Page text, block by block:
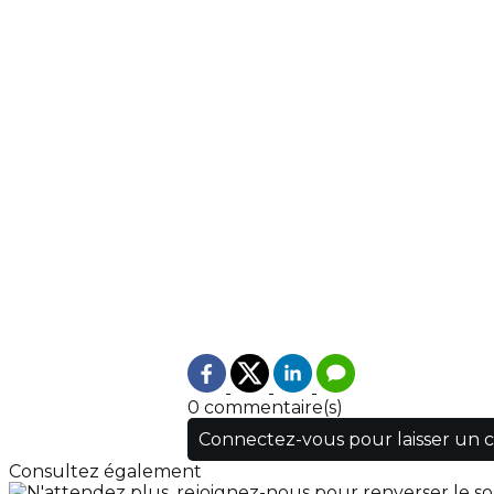
0 commentaire(s)
Connectez-vous pour laisser un
Consultez également